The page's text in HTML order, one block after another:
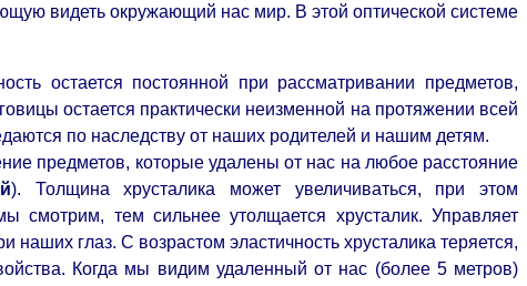
видеть окружающий нас мир. В этой оптической системе
остается постоянной при рассматривании предметов,
остается практически неизменной на протяжении всей
по наследству от наших родителей и нашим детям.
предметов, которые удалены от нас на любое расстояние
). Толщина хрусталика может увеличиваться, при этом
смотрим, тем сильнее утолщается хрусталик. Управляет
наших глаз. С возрастом эластичность хрусталика теряется,
Когда мы видим удаленный от нас (более 5 метров)